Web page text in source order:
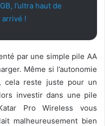
l’ultra haut de
arrivé !
par une simple pile AA
Même si l’autonomie
cela reste juste pour un
investir dans une pile
Pro Wireless vous
malheureusement bien